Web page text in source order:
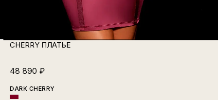
CHERRY ПЛАТЬЕ
48 890 ₽
DARK CHERRY